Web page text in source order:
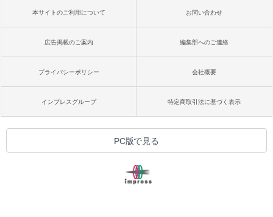
本サイトのご利用について お問い合わせ
広告掲載のご案内 編集部へのご連絡
プライバシーポリシー 会社概要
インプレスグループ 特定商取引法に基づく表示
PC版で見る